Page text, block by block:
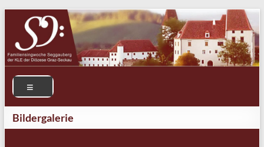
Bildergalerie